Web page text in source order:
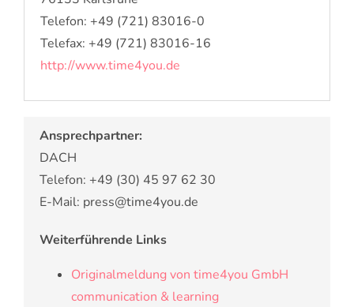
Telefon: +49 (721) 83016-0
Telefax: +49 (721) 83016-16
http://www.time4you.de
Ansprechpartner:
DACH
Telefon: +49 (30) 45 97 62 30
E-Mail: press@time4you.de
Weiterführende Links
Originalmeldung von time4you GmbH
communication & learning